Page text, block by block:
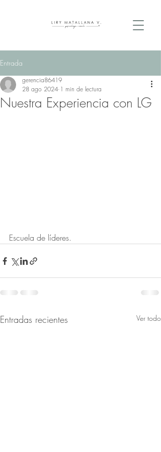
Entrada
Nuestra Experiencia con LG
gerencia86419
28 ago 2024 1 min de lectura
Escuela de líderes.
Entradas recientes Ver todo